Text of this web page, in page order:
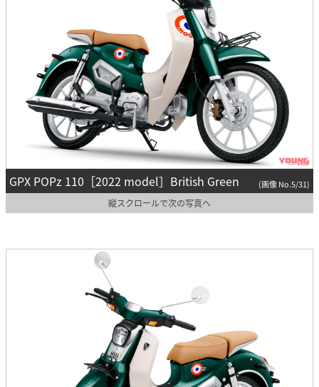
GPX POPz 110［2022 model］British Green (画像 No.5/31)
縦スクロールで次の写真へ